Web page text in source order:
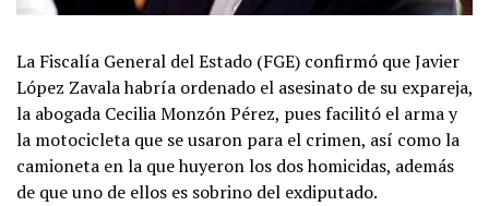
La Fiscalía General del Estado (FGE) confirmó que Javier
López Zavala habría ordenado el asesinato de su expareja,
la abogada Cecilia Monzón Pérez, pues facilitó el arma y
la motocicleta que se usaron para el crimen, así como la
camioneta en la que huyeron los dos homicidas, además
de que uno de ellos es sobrino del exdiputado.